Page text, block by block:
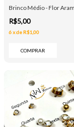
e Prata
Brinco Médio - Flor
R$5,00
6xde R$1,00
COMPRAR